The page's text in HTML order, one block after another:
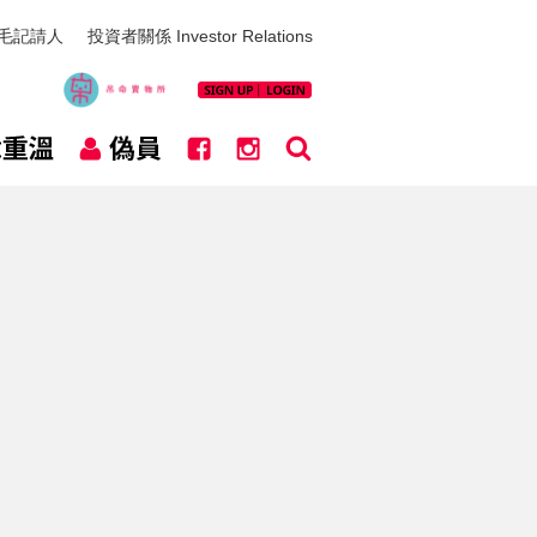
記請人 投資者關係 Investor Relations